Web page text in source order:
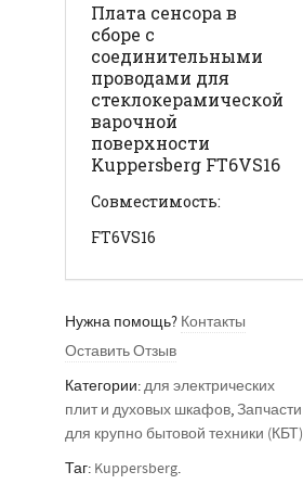
Плата сенсора в
сборе с
соединительными
проводами для
стеклокерамической
варочной
поверхности
Kuppersberg FT6VS16
Совместимость:
FT6VS16
Нужна помощь? Контакты
Оставить Отзыв
Категории:для электрических
плит и духовых шкафов,Запчасти
для крупно бытовой техники (КБТ)
Таг: Kuppersberg.